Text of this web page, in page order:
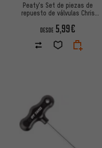
Peaty's Set de piezas de
repuesto de válvulas Chris
DESDE 5,99€